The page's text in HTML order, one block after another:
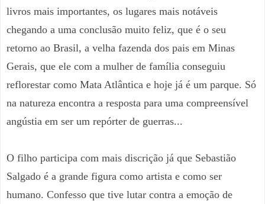
livros mais importantes, os lugares mais notáveis
chegando a uma conclusão muito feliz, que é o seu
retorno ao Brasil, a velha fazenda dos pais em Minas
Gerais, que ele com a mulher de família conseguiu
reflorestar como Mata Atlântica e hoje já é um parque. Só
na natureza encontra a resposta para uma compreensível
angústia em ser um repórter de guerras...
O filho participa com mais discrição já que Sebastião
Salgado é a grande figura como artista e como ser
humano. Confesso que tive lutar contra a emoção de